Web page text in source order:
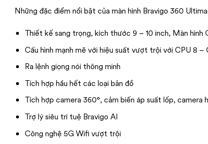
Những đặc điểm nổi bật của màn hình Bravigo 360
Thiết kế sang trọng, kích thước 9 – 10 inch, Màn hình
Cấu hình mạnh mẽ với hiệu suất vượt trội​ với CPU 8 –
Ra lệnh giọng nói thông minh
Tích hợp hầu hết các loại bản đồ
Tích hợp camera 360°, cảm biến áp suất lốp, camera
Trợ lý siêu trí tuệ Bravigo AI
Công nghệ 5G Wifi vượt trội